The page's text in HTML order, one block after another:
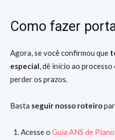
Como fazer
Agora, se você confirmou que
especial, dê início ao
perder os prazos.
Basta seguir nosso roteiro
Acesse o Guia ANS de